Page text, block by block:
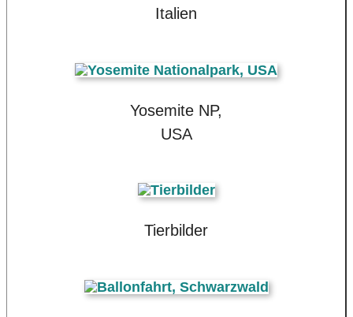
Italien
Yosemite NP,
USA
Tierbilder